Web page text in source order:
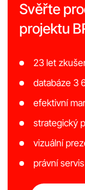
Svěřte
projektu
23 let
databáze 3
efektivní
strategický
vizuální
právní